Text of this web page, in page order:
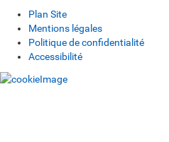
Plan Site
Mentions légales
Politique de confidentialité
Accessibilité